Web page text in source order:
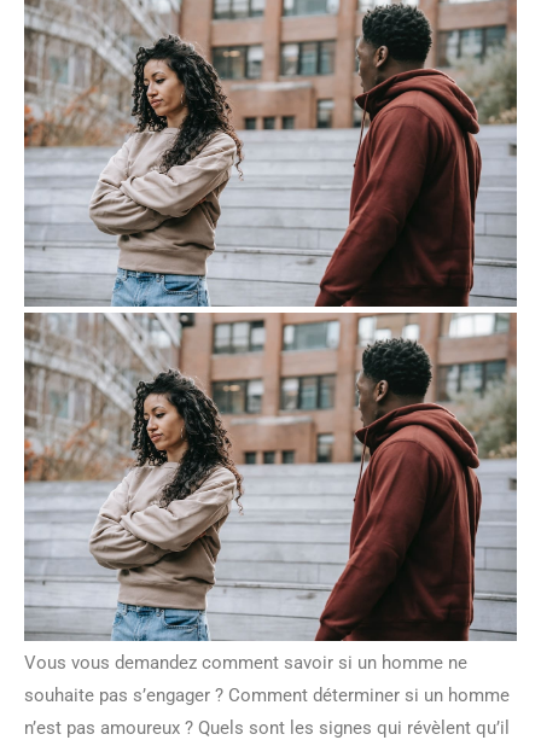
Vous vous demandez comment savoir si un homme ne
souhaite pas s’engager ? Comment déterminer si un homme
n’est pas amoureux ? Quels sont les signes qui révèlent qu’il